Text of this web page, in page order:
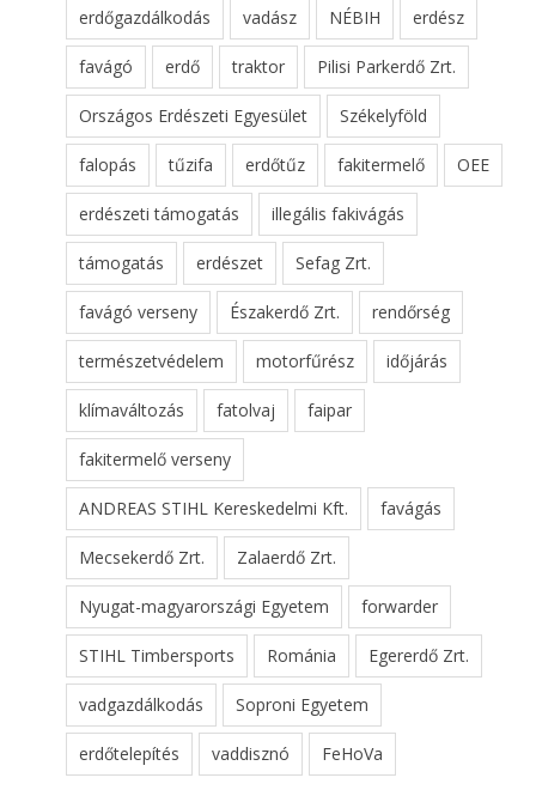
erdőgazdálkodás vadász NÉBIH erdész
favágó erdő traktor Pilisi Parkerdő Zrt.
Országos Erdészeti Egyesület Székelyföld
falopás tűzifa erdőtűz fakitermelő OEE
erdészeti támogatás illegális fakivágás
támogatás erdészet Sefag Zrt.
favágó verseny Északerdő Zrt. rendőrség
természetvédelem motorfűrész időjárás
klímaváltozás fatolvaj faipar
fakitermelő verseny
ANDREAS STIHL Kereskedelmi Kft. favágás
Mecsekerdő Zrt. Zalaerdő Zrt.
Nyugat-magyarországi Egyetem forwarder
STIHL Timbersports Románia Egererdő Zrt.
vadgazdálkodás Soproni Egyetem
erdőtelepítés vaddisznó FeHoVa